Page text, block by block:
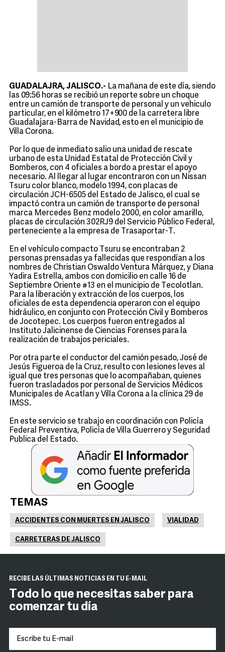
GUADALAJRA, JALISCO.- La mañana de este día, siendo
las 09:56 horas se recibió un reporte sobre un choque
entre un camión de transporte de personal y un vehiculo
particular, en el kilómetro 17+900 de la carretera libre
Guadalajara-Barra de Navidad, esto en el municipio de
Villa Corona.
Por lo que de inmediato salio una unidad de rescate
urbano de esta Unidad Estatal de Protección Civil y
Bomberos, con 4 oficiales a bordo a prestar el apoyo
necesario. Al llegar al lugar encontraron con un Nissan
Tsuru color blanco, modelo 1994, con placas de
circulación JCH-6505 del Estado de Jalisco, el cual se
impactó contra un camión de transporte de personal
marca Mercedes Benz modelo 2000, en color amarillo,
placas de circulación 302RJ9 del Servicio Público Federal,
perteneciente a la empresa de Trasaportar-T.
En el vehículo compacto Tsuru se encontraban 2
personas prensadas ya fallecidas que respondían a los
nombres de Christian Oswaldo Ventura Márquez, y Diana
Yadira Estrella, ambos con domicilio en calle 16 de
Septiembre Oriente #13 en el municipio de Tecolotlan.
Para la liberación y extracción de los cuerpos, los
oficiales de esta dependencia operaron con el equipo
hidráulico, en conjunto con Protección Civil y Bomberos
de Jocotepec. Los cuerpos fueron entregados al
Instituto Jalicinense de Ciencias Forenses para la
realización de trabajos periciales.
Por otra parte el conductor del camión pesado, José de
Jesús Figueroa de la Cruz, resulto con lesiones leves al
igual que tres personas que lo acompañaban, quienes
fueron trasladados por personal de Servicios Médicos
Municipales de Acatlan y Villa Corona a la clínica 29 de
IMSS.
En este servicio se trabajo en coordinación con Policía
Federal Preventiva, Policía de Villa Guerrero y Seguridad
Publica del Estado.
TEMAS
ACCIDENTES CON MUERTES EN JALISCO VIALIDAD
CARRETERAS DE JALISCO
RECIBE LAS ÚLTIMAS NOTICIAS EN TU E-MAIL
Todo lo que necesitas saber para
comenzar tu día